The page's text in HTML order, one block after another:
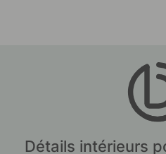
Détails intérieurs